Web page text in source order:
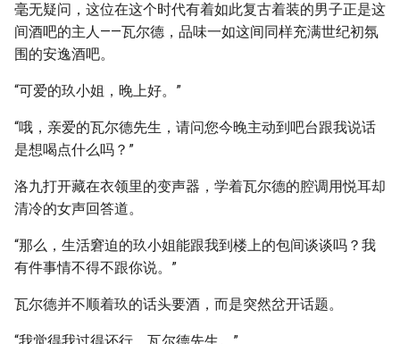
毫无疑问，这位在这个时代有着如此复古着装的男子正是这
间酒吧的主人——瓦尔德，品味一如这间同样充满世纪初氛
围的安逸酒吧。
“可爱的玖小姐，晚上好。”
“哦，亲爱的瓦尔德先生，请问您今晚主动到吧台跟我说话
是想喝点什么吗？”
洛九打开藏在衣领里的变声器，学着瓦尔德的腔调用悦耳却
清冷的女声回答道。
“那么，生活窘迫的玖小姐能跟我到楼上的包间谈谈吗？我
有件事情不得不跟你说。”
瓦尔德并不顺着玖的话头要酒，而是突然岔开话题。